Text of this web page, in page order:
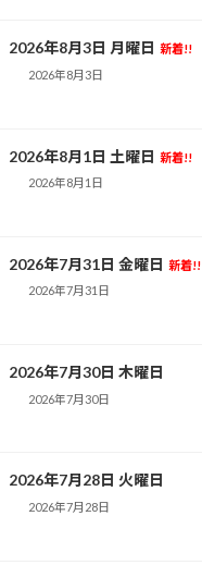
2026年8月3日 月曜日 新着!!
2026年8月3日
2026年8月1日 土曜日 新着!!
2026年8月1日
2026年7月31日 金曜日 新着!!
2026年7月31日
2026年7月30日 木曜日
2026年7月30日
2026年7月28日 火曜日
2026年7月28日